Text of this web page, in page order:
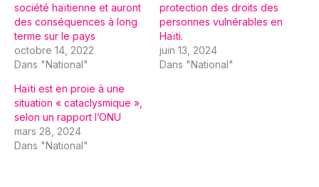
société haïtienne et auront
des conséquences à long
terme sur le pays
octobre 14, 2022
Dans "National"
protection des droits des
personnes vulnérables en
Haïti.
juin 13, 2024
Dans "National"
Haïti est en proie à une
situation « cataclysmique »,
selon un rapport l’ONU
mars 28, 2024
Dans "National"